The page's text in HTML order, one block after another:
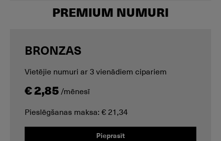
PREMIUM NUMURI
BRONZAS
Vietējie numuri ar 3 vienādiem cipariem
€ 2,85 /mēnesī
Pieslēgšanas maksa: € 21,34
Pieprasīt